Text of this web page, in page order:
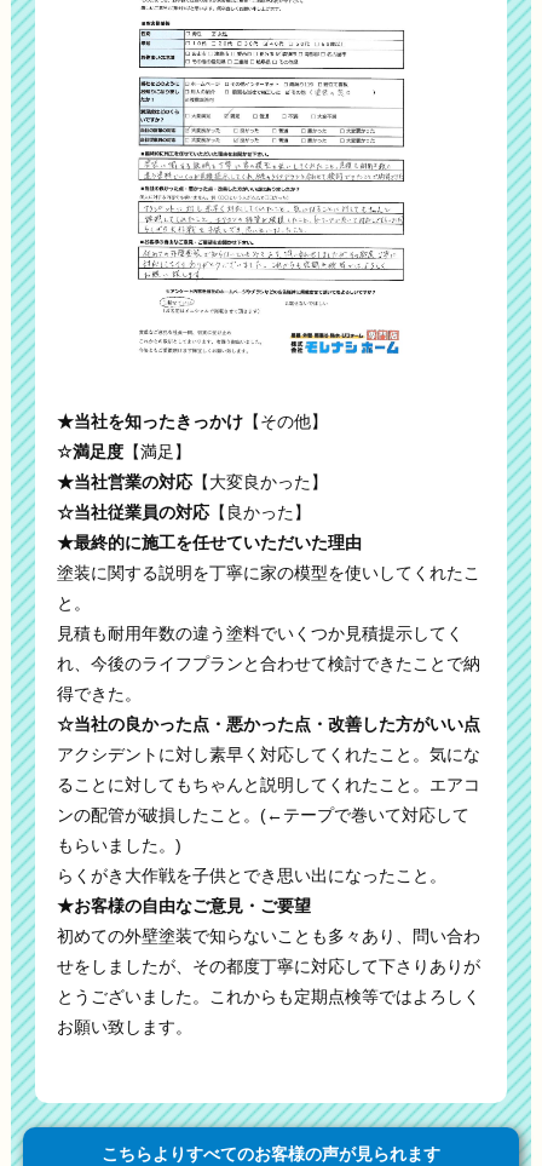
★当社を知ったきっかけ【その他】
☆満足度【満足】
★当社営業の対応【大変良かった】
☆当社従業員の対応【良かった】
★最終的に施工を任せていただいた理由
塗装に関する説明を丁寧に家の模型を使いしてくれたこ
と。
見積も耐用年数の違う塗料でいくつか見積提示してく
れ、今後のライフプランと合わせて検討できたことで納
得できた。
☆当社の良かった点・悪かった点・改善した方がいい点
アクシデントに対し素早く対応してくれたこと。気にな
ることに対してもちゃんと説明してくれたこと。エアコ
ンの配管が破損したこと。(←テープで巻いて対応して
もらいました。)
らくがき大作戦を子供とでき思い出になったこと。
★お客様の自由なご意見・ご要望
初めての外壁塗装で知らないことも多々あり、問い合わ
せをしましたが、その都度丁寧に対応して下さりありが
とうございました。これからも定期点検等ではよろしく
お願い致します。
こちらよりすべてのお客様の声が見られます